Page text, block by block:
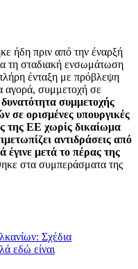
ήδη πριν από την έναρξή
τη σταδιακή ενσωμάτωση
ένταξη με πρόβλεψη
αγορά, συμμετοχή σε
δυνατότητα συμμετοχής
ορισμένες υπουργικές
της ΕΕ χωρίς δικαίωμα
αντιδράσεις από
μετά το πέρας της
στα συμπεράσματα της
Σχέδια
εδώ είναι